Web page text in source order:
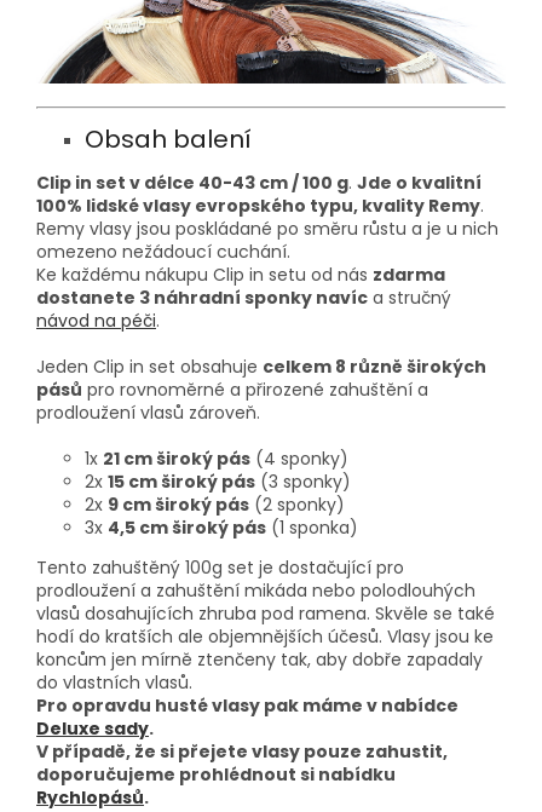
Obsah balení
Clip in set v délce 40-43 cm / 100 g. Jde o kvalitní
100% lidské vlasy evropského typu, kvality Remy.
Remy vlasy jsou poskládané po směru růstu a je u nich
omezeno nežádoucí cuchání.
Ke každému nákupu Clip in setu od nás zdarma
dostanete 3 náhradní sponky navíc a stručný
návod na péči.
Jeden Clip in set obsahuje celkem 8 různě širokých
pásů pro rovnoměrné a přirozené zahuštění a
prodloužení vlasů zároveň.
1x 21 cm široký pás (4 sponky)
2x 15 cm široký pás (3 sponky)
2x 9 cm široký pás (2 sponky)
3x 4,5 cm široký pás (1 sponka)
Tento zahuštěný 100g set je dostačující pro
prodloužení a zahuštění mikáda nebo polodlouhých
vlasů dosahujících zhruba pod ramena. Skvěle se také
hodí do kratších ale objemnějších účesů. Vlasy jsou ke
koncům jen mírně ztenčeny tak, aby dobře zapadaly
do vlastních vlasů.
Pro opravdu husté vlasy pak máme v nabídce
Deluxe sady.
V případě, že si přejete vlasy pouze zahustit,
doporučujeme prohlédnout si nabídku
Rychlopásů.